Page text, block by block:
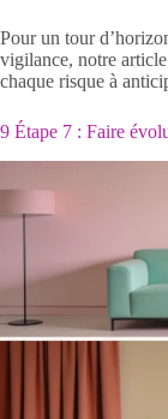
Pour un tour
vigilance, notre
chaque risque à
9 Étape 7 : Faire